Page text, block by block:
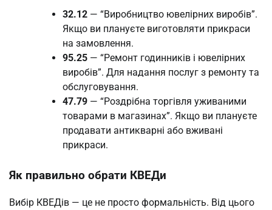
32.12 — “Виробництво ювелірних виробів”.
Якщо ви плануєте виготовляти прикраси
на замовлення.
95.25 — “Ремонт годинників і ювелірних
виробів”. Для надання послуг з ремонту та
обслуговування.
47.79 — “Роздрібна торгівля уживаними
товарами в магазинах”. Якщо ви плануєте
продавати антикварні або вживані
прикраси.
Як правильно обрати КВЕДи
Вибір КВЕДів — це не просто формальність. Від цього